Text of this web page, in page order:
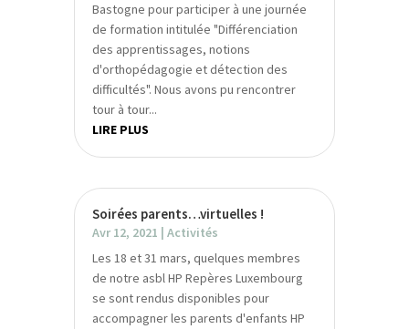
Bastogne pour participer à une journée
de formation intitulée "Différenciation
des apprentissages, notions
d'orthopédagogie et détection des
difficultés". Nous avons pu rencontrer
tour à tour...
LIRE PLUS
Soirées parents…virtuelles !
Avr 12, 2021 | Activités
Les 18 et 31 mars, quelques membres
de notre asbl HP Repères Luxembourg
se sont rendus disponibles pour
accompagner les parents d'enfants HP